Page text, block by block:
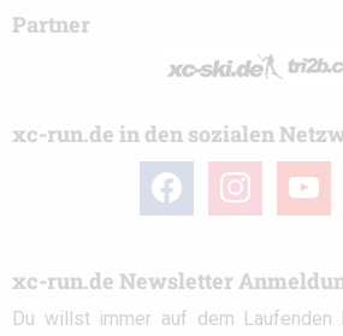
Partner
xc-run.de in den sozialen
facebook instagramyoutube
xc-run.de Newsletter
Du willst immer auf dem Laufenden